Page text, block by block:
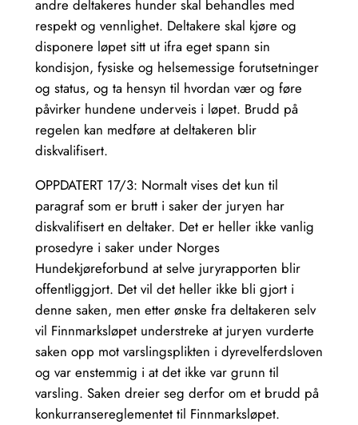
andre deltakeres hunder skal behandles med
respekt og vennlighet. Deltakere skal kjøre og
disponere løpet sitt ut ifra eget spann sin
kondisjon, fysiske og helsemessige forutsetninger
og status, og ta hensyn til hvordan vær og føre
påvirker hundene underveis i løpet. Brudd på
regelen kan medføre at deltakeren blir
diskvalifisert.
OPPDATERT 17/3: Normalt vises det kun til
paragraf som er brutt i saker der juryen har
diskvalifisert en deltaker. Det er heller ikke vanlig
prosedyre i saker under Norges
Hundekjøreforbund at selve juryrapporten blir
offentliggjort. Det vil det heller ikke bli gjort i
denne saken, men etter ønske fra deltakeren selv
vil Finnmarksløpet understreke at juryen vurderte
saken opp mot varslingsplikten i dyrevelferdsloven
og var enstemmig i at det ikke var grunn til
varsling. Saken dreier seg derfor om et brudd på
konkurransereglementet til Finnmarksløpet.